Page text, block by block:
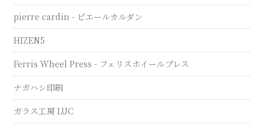
pierre cardin - ピエールカルダン
HIZEN5
Ferris Wheel Press - フェリスホイールプレス
ナガハシ印刷
ガラス工房 LUC